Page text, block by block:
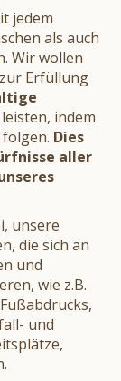
jedem
als auch
Wir wollen
Erfüllung
leisten, indem
Dies
aller
unsere
die sich an
und
wie z.B.
und